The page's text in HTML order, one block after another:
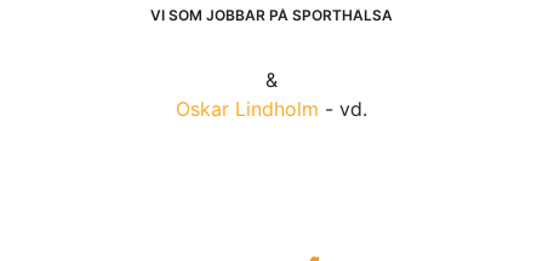
VI SOM JOBBAR PÅ SPORTHÄLSA
&
Oskar Lindholm - vd.